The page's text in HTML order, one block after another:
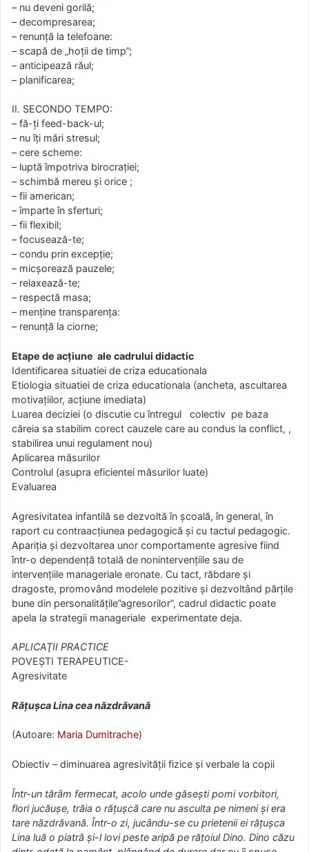
– nu deveni gorilă;
– decompresarea;
– renunţă la telefoane:
– scapă de „hoţii de timp”;
– anticipează răul;
– planificarea;
II. SECONDO TEMPO:
– fă-ţi feed-back-ul;
– nu îţi mări stresul;
– cere scheme:
– luptă împotriva birocraţiei;
– schimbă mereu şi orice ;
– fii american;
– împarte în sferturi;
– fii flexibil;
– focusează-te;
– condu prin excepţie;
– micşorează pauzele;
– relaxează-te;
– respectă masa;
– menţine transparenţa:
– renunţă la ciorne;
Etape de acțiune ale cadrului didactic
Identificarea situatiei de criza educationala
Etiologia situatiei de criza educationala (ancheta, ascultarea
motivațiilor, acțiune imediata)
Luarea deciziei (o discutie cu întregul colectiv pe baza
căreia sa stabilim corect cauzele care au condus la conflict, ,
stabilirea unui regulament nou)
Aplicarea măsurilor
Controlul (asupra eficientei măsurilor luate)
Evaluarea
Agresivitatea infantilă se dezvoltă în şcoală, în general, în
raport cu contraacţiunea pedagogică şi cu tactul pedagogic.
Apariţia şi dezvoltarea unor comportamente agresive fiind
într-o dependenţă totală de nonintervenţiile sau de
intervenţiile manageriale eronate. Cu tact, răbdare şi
dragoste, promovând modelele pozitive şi dezvoltând părţile
bune din personalităţile”agresorilor”, cadrul didactic poate
apela la strategii manageriale experimentate deja.
APLICAŢII PRACTICE
POVEŞTI TERAPEUTICE-
Agresivitate
Răţuşca Lina cea năzdrăvană
(Autoare: Maria Dumitrache)
Obiectiv – diminuarea agresivităţii fizice şi verbale la copii
Într-un tărâm fermecat, acolo unde găseşti pomi vorbitori,
flori jucăuşe, trăia o răţuşcă care nu asculta pe nimeni şi era
tare năzdrăvană. Într-o zi, jucându-se cu prietenii ei răţuşca
Lina luă o piatră şi-l lovi peste aripă pe răţoiul Dino. Dino căzu